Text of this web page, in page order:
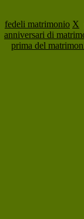
fedeli matrimonio X
anniversari di
prima del